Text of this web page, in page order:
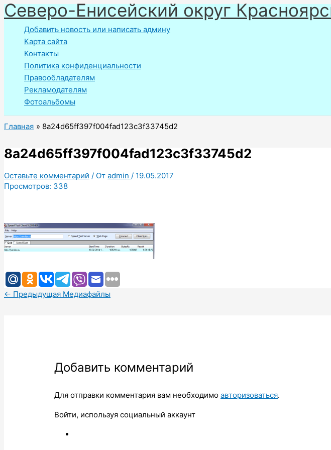
Перейти
к
содержимому
Северо-Енисейский округ
Добавить новость или написать админу
Карта сайта
Контакты
Политика конфиденциальности
Правообладателям
Рекламодателям
Фотоальбомы
Главная 8a24d65ff397f004fad123c3f33745d2
8a24d65ff397f004fad123c3f33745d2
Оставьте комментарий / От admin / 19.05.2017
Просмотров: 338
← Предыдущая Медиафайлы
Добавить комментарий
Для отправки комментария вам необходимоавторизоваться.
Войти, используя социальный аккаунт